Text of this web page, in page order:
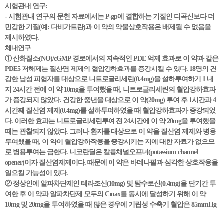
시험관내 연구:
- 시험관내 연구의 문헌 자료에서는 P-gp에 결합하는 기질인 디곡신보다 더
민감한 기질(예: 다비가트란)과 이 약의 약물상호작용은 배제될 수 없음을
제시하였다.
체내연구
① 산화질소(NO)/cGMP 경로에서의 지속적인 PDE 억제 효과로 이 약과 같은
PDE5 저해제는 질산염 제제의 혈압강하효과를 증강시킬 수 있다. 18명의 건
강한 남성 피험자를 대상으로 니트로글리세린(0.4mg)을 설하투여하기 1 내
지 24시간 전에 이 약 10mg을 투여했을 때, 니트로글리세린의 혈압강하효과
가 증강되지 않았다. 건강한 중년을 대상으로 이 약(20mg) 투여 후 1시간과 4
시간째 질산염 제제(0.4mg)를 설하투여하였을 때 혈압강하효과가 증강되었
다. 이러한 효과는 니트로글리세린투여 전 24시간에 이 약 20mg을 투여했을
때는 관찰되지 않았다. 그러나 환자를 대상으로 이 약을 질산염 제제와 병용
투여했을 때, 이 약이 혈압강하작용을 증강시키는 지에 대한 자료가 없으므
로 병용투여는 금한다. 니코란딜은 칼륨채널오프너(potassium channel
opener)이자 질산염제제이다. 때문에 이 약은 바데나필과 심각한 상호작용을
일으킬 가능성이 있다.
② 정상인에 알파차단제인 테라조신(10mg) 및 탐수로신(0.4mg)을 단기간 투
여한 후 이 약과 알파차단제 모두의 Cmax를 동시에 달성하기 위해 이 약
10mg 및 20mg을 투여하였을 때 많은 경우에 기립성 수축기 혈압은 85mmHg